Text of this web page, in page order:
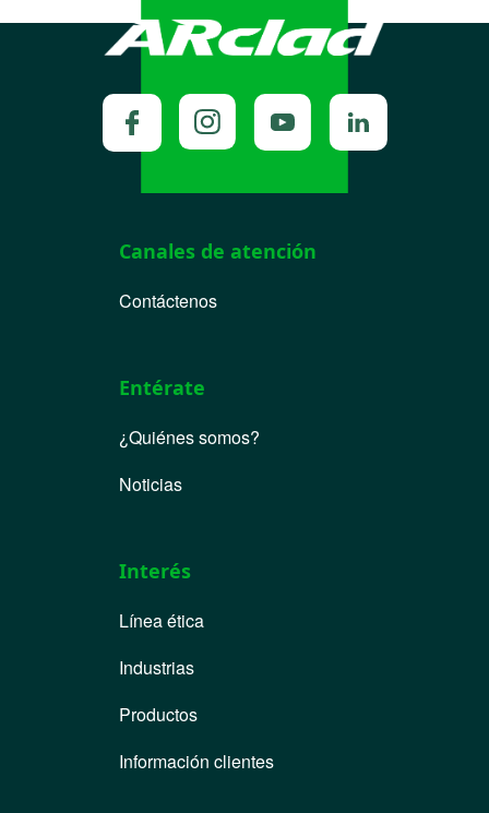
Canales de atención
Contáctenos
Entérate
¿Quiénes somos?
Noticias
Interés
Línea ética
Industrias
Productos
Información clientes